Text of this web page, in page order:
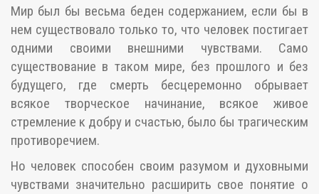
Мир был бы весьма беден содержанием, если бы в
нем существовало только то, что человек постигает
одними своими внешними чувствами. Само
существование в таком мире, без прошлого и без
будущего, где смерть бесцеремонно обрывает
всякое творческое начинание, всякое живое
стремление к добру и счастью, было бы трагическим
противоречием.
Но человек способен своим разумом и духовными
чувствами значительно расширить свое понятие о